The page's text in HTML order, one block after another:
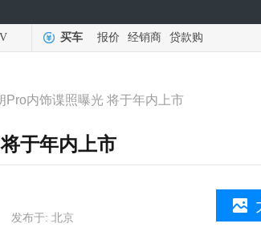
买车 报价 经销商 贷款购
Pro内饰谍照曝光 将于年内上市
于年内上市
发布于: 北京